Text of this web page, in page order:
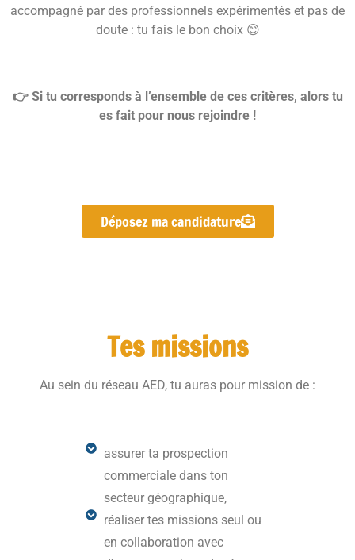
accompagné par des professionnels expérimentés et pas de
doute : tu fais le bon choix 😊
👉 Si tu corresponds à l’ensemble de ces critères, alors tu
es fait pour nous rejoindre !
Déposez ma candidature
Tes missions
Au sein du réseau AED, tu auras pour mission de :
assurer ta prospection
commerciale dans ton
secteur géographique,
réaliser tes missions seul ou
en collaboration avec